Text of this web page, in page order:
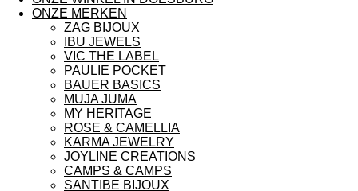
ONZE MERKEN
ZAG BIJOUX
IBU JEWELS
VIC THE LABEL
PAULIE POCKET
BAUER BASICS
MUJA JUMA
MY HERITAGE
ROSE & CAMELLIA
KARMA JEWELRY
JOYLINE CREATIONS
CAMPS & CAMPS
SANTIBE BIJOUX